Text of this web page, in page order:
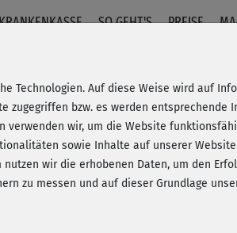
SO GEHT'S PREISE
20% Rabatt + Wunsch-Goodie
Technologien. Auf diese Weise wird auf
zugegriffen bzw. es werden entsprechende
verwenden wir, um die Website
sowie Inhalte auf unserer
wir die erhobenen Daten, um den
zu messen und auf dieser Grundlage